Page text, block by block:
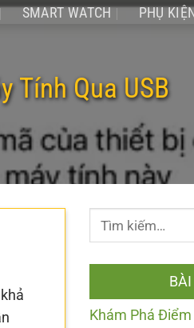
SMART WATCH PHỤ KIỆN
Tính Qua USB
Khám Phá